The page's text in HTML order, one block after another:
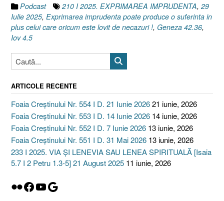
Podcast 210 I 2025. EXPRIMAREA IMPRUDENTA, 29
Iulie 2025, Exprimarea imprudenta poate produce o suferinta in
plus celui care oricum este lovit de necazuri !, Geneza 42.36,
Iov 4.5
ARTICOLE RECENTE
Foaia Creștinului Nr. 554 I D. 21 Iunie 202621 iunie, 2026
Foaia Creștinului Nr. 553 I D. 14 Iunie 2026 14 iunie, 2026
Foaia Creștinului Nr. 552 I D. 7 Iunie 2026 13 iunie, 2026
Foaia Creștinului Nr. 551 I D. 31 Mai 2026 13 iunie, 2026
233 I 2025. VIA ȘI LENEVIA SAU LENEA SPIRITUALĂ [Isaia
5.7 I 2 Petru 1.3-5] 21 August 2025 11 iunie, 2026
Flickr
Facebook
YouTube
Google